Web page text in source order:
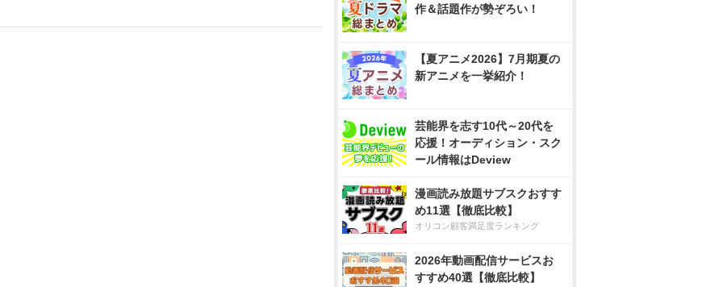
作＆話題作が勢ぞろい！
【夏アニメ2026】7月期夏の
新アニメを一挙紹介！
芸能界を志す10代～20代を
応援！オーディション・スク
ール情報はDeview
漫画読み放題サブスクおすす
め11選【徹底比較】
オリコン顧客満足度ランキング
2026年動画配信サービスお
すすめ40選【徹底比較】